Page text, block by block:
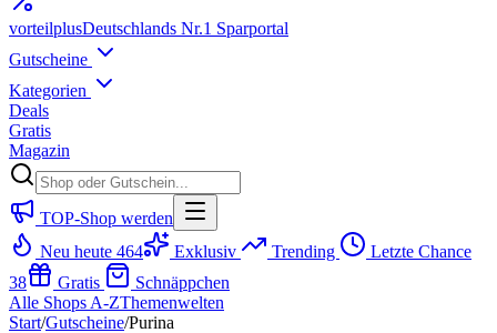
vorteilplusDeutschlands Nr.1 Sparportal
Gutscheine
Kategorien
Deals
Gratis
Magazin
TOP-Shop werden
Neu heute 464 Exklusiv Trending
Letzte Chance
38
Gratis
Schnäppchen
Alle Shops A-ZThemenwelten
Start/Gutscheine/Purina